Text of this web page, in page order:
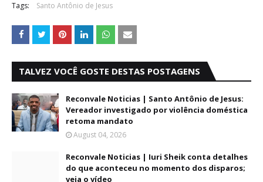
Tags: Santo Antônio de Jesus
TALVEZ VOCÊ GOSTE DESTAS POSTAGENS
Reconvale Noticias | Santo Antônio de Jesus:
Vereador investigado por violência doméstica
retoma mandato
August 04, 2026
Reconvale Noticias | Iuri Sheik conta detalhes
do que aconteceu no momento dos disparos;
veja o vídeo